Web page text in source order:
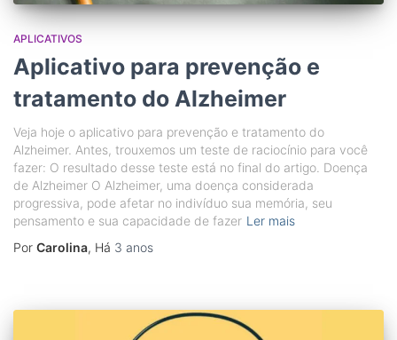
APLICATIVOS
Aplicativo para prevenção e
tratamento do Alzheimer
Veja hoje o aplicativo para prevenção e tratamento do
Alzheimer. Antes, trouxemos um teste de raciocínio para você
fazer: O resultado desse teste está no final do artigo. Doença
de Alzheimer O Alzheimer, uma doença considerada
progressiva, pode afetar no indivíduo sua memória, seu
pensamento e sua capacidade de fazer Ler mais
Por Carolina, Há 3 anos